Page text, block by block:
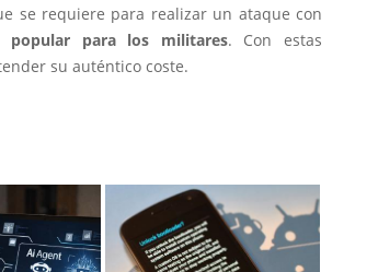
se requiere para realizar un ataque con
popular para los militares. Con estas
su auténtico coste.